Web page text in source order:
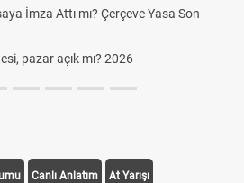
İmza Attı mı? Çerçeve Yasa Son
pazar açık mı? 2026
Canlı Anlatım At Yarışı